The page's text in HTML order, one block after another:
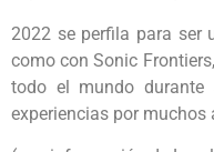
2022 se perfila para ser
como con Sonic
todo el mundo durante
experiencias por muchos